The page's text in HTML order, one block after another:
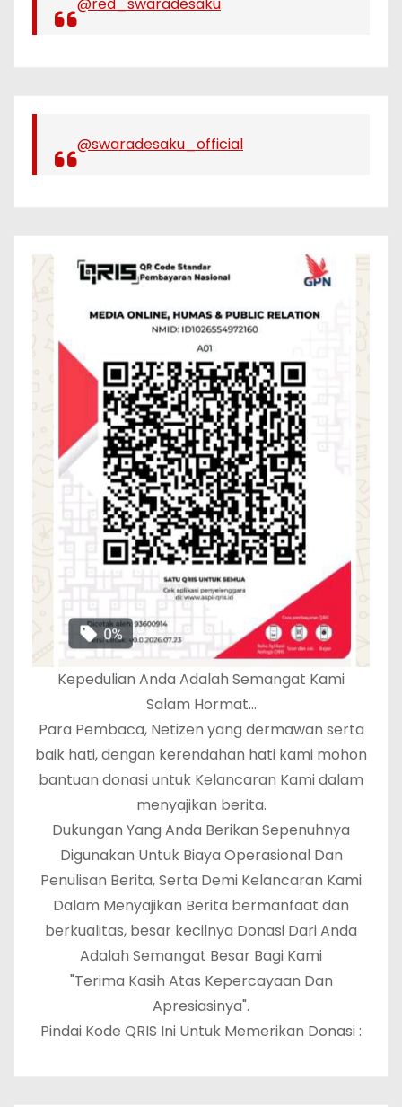
@swaradesaku_official
Kepedulian Anda Adalah Semangat Kami
Salam Hormat…
Para Pembaca, Netizen yang dermawan serta
baik hati, dengan kerendahan hati kami mohon
bantuan donasi untuk Kelancaran Kami dalam
menyajikan berita.
Dukungan Yang Anda Berikan Sepenuhnya
Digunakan Untuk Biaya Operasional Dan
Penulisan Berita, Serta Demi Kelancaran Kami
Dalam Menyajikan Berita bermanfaat dan
berkualitas, besar kecilnya Donasi Dari Anda
Adalah Semangat Besar Bagi Kami
"Terima Kasih Atas Kepercayaan Dan
Apresiasinya".
Pindai Kode QRIS Ini Untuk Memerikan Donasi :